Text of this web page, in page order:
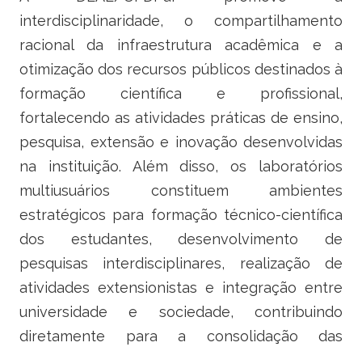
Ministério da Transparência e Controladoria-Geral da União
Ministério dos Direitos Humanos
Secretaria-Geral da Presidência da República
Gabinete de Segurança Institucional
Banco Central do Brasil
interdisciplinaridade, o compartilhamento
racional da infraestrutura acadêmica e a
otimização dos recursos públicos destinados à
formação científica e profissional,
fortalecendo as atividades práticas de ensino,
pesquisa, extensão e inovação desenvolvidas
na instituição. Além disso, os laboratórios
multiusuários constituem ambientes
estratégicos para formação técnico-científica
dos estudantes, desenvolvimento de
pesquisas interdisciplinares, realização de
atividades extensionistas e integração entre
universidade e sociedade, contribuindo
diretamente para a consolidação das